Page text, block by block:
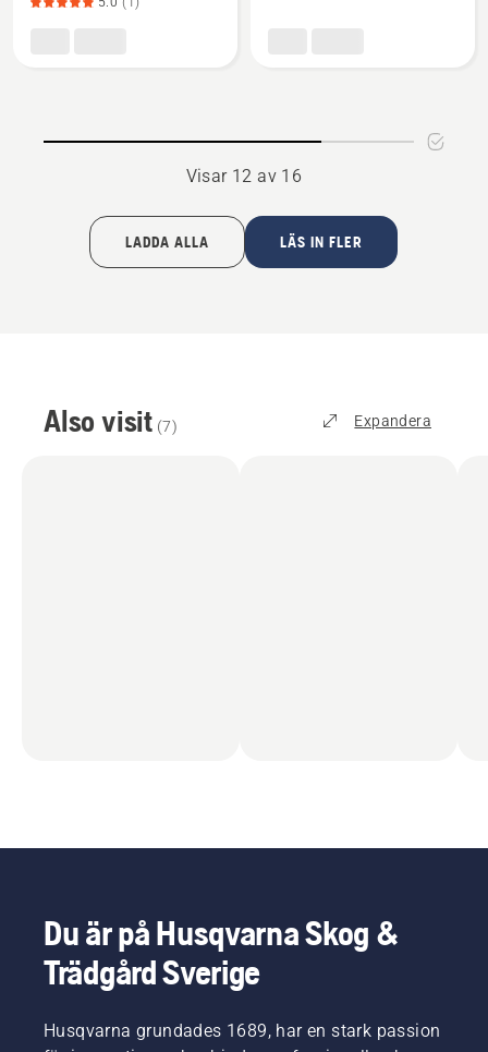
Visar 12 av 16
LADDA ALLA LÄS IN FLER
Also visit (7) Expandera
Du är på Husqvarna Skog &
Trädgård Sverige
Husqvarna grundades 1689, har en stark passion